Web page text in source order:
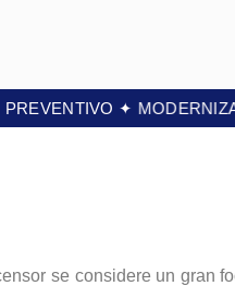
PREVENTIVO ✦
se considere un gran